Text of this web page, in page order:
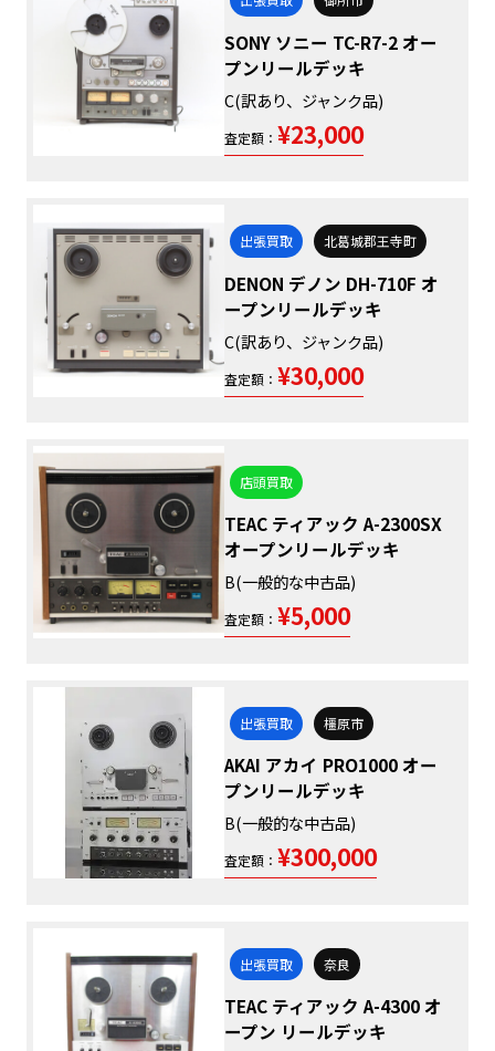
SONY ソニー TC-R7-2 オー
プンリールデッキ
C(訳あり、ジャンク品)
査定額： ¥23,000
出張買取 北葛城郡王寺町
DENON デノン DH-710F オ
ープンリールデッキ
C(訳あり、ジャンク品)
査定額： ¥30,000
店頭買取
TEAC ティアック A-2300SX
オープンリールデッキ
B(一般的な中古品)
査定額： ¥5,000
出張買取 橿原市
AKAI アカイ PRO1000 オー
プンリールデッキ
B(一般的な中古品)
査定額： ¥300,000
出張買取 奈良
TEAC ティアック A-4300 オ
ープン リールデッキ